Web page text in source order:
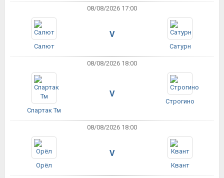
08/08/2026 17:00
Салют
V
Сатурн
08/08/2026 18:00
Спартак Тм
V
Строгино
08/08/2026 18:00
Орёл
V
Квант